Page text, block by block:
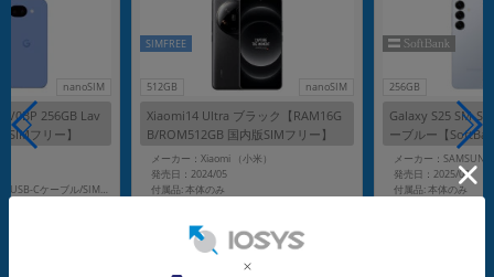
nanoSIM
256GB Lav
フリー】
付属品: 箱/1m USB-C - USB-Cケーブル/SIM取り出しツール
512GB nanoSIM
SIMFREE
Xiaomi14 Ultra ブラック【RAM16G
B/ROM512GB 国内版SIMフリー】
メーカー：Xiaomi （小米）
発売日：2024/05
付属品: 本体のみ
中古Bランク 92,800
256GB
Galaxy S25 SM-
ーブルー【
メーカー：SAMSUNG
発売日：2025/02
付属品: 本体のみ